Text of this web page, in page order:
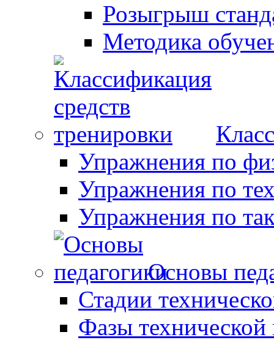
Розыгрыш
Методика
Упражнения по
Упражнения по
Упражнения по
Основы
Стадии
Фазы технической